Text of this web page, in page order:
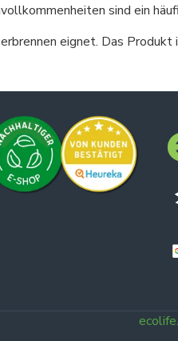
sind ein
eignet. Das